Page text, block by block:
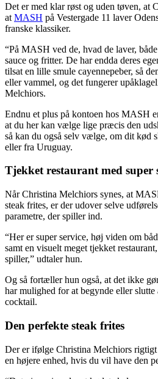
Det er med klar røst og uden tøven, at
at MASH på Vestergade 11 laver
franske klassiker.
“På MASH ved de, hvad de laver,
sauce og fritter. De har endda deres
tilsat en lille smule cayennepeber, så
eller vammel, og det fungerer
Melchiors.
Endnu et plus på kontoen hos MASH
at du her kan vælge lige præcis den
så kan du også selv vælge, om dit kød
eller fra Uruguay.
Tjekket restaurant med super
Når Christina Melchiors synes, at
steak frites, er der udover selve
parametre, der spiller ind.
“Her er super service, høj viden om
samt en visuelt meget tjekket
spiller,” udtaler hun.
Og så fortæller hun også, at det ikke
har mulighed for at begynde eller slutte
cocktail.
Den perfekte steak frites
Der er ifølge Christina Melchiors
en højere enhed, hvis du vil have den